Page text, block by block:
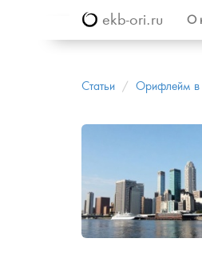
ekb-ori.ru О
Статьи Орифлейм в